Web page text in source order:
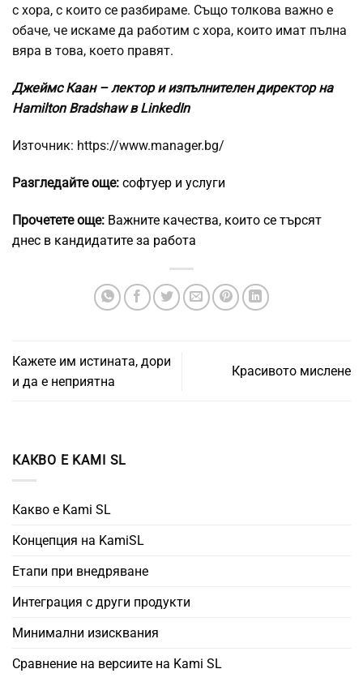
с хора, с които се разбираме. Също толкова важно е
обаче, че искаме да работим с хора, които имат пълна
вяра в това, което правят.
Джеймс Каан – лектор и изпълнителен директор на
Hamilton Bradshaw в LinkedIn
Източник: https://www.manager.bg/
Разгледайте още: софтуер и услуги
Прочетете още: Важните качества, които се търсят
днес в кандидатите за работа
Кажете им истината, дори
и да е неприятна
Красивото мислене
КАКВО Е KAMI SL
Какво е Kami SL
Концепция на KamiSL
Етапи при внедряване
Интеграция с други продукти
Минимални изисквания
Сравнение на версиите на Kami SL